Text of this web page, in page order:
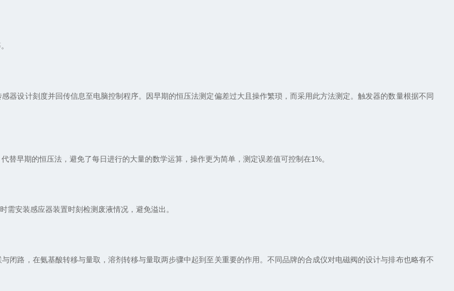
设计刻度并回传信息至电脑控制程序。因早期的恒压法测定偏差过大且操作繁琐，而采用此方法测定。触发器的数量根据不同
早期的恒压法，避免了每日进行的大量的数学运算，操作更为简单，测定误差值可控制在1%。
安装感应器装置时刻检测废液情况，避免溢出。
路，在氨基酸转移与量取，溶剂转移与量取两步骤中起到至关重要的作用。不同品牌的合成仪对电磁阀的设计与排布也略有不